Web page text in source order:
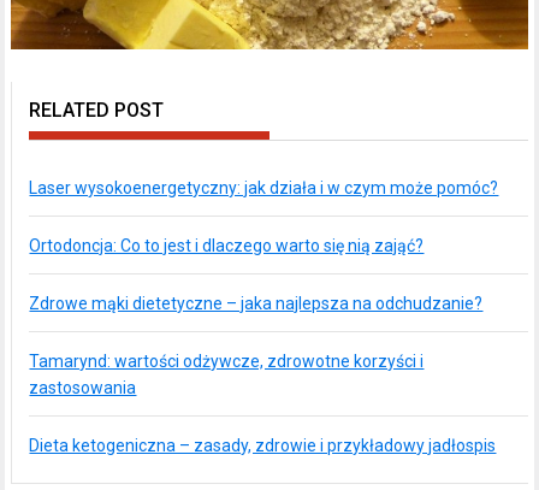
RELATED POST
Laser wysokoenergetyczny: jak działa i w czym może pomóc?
Ortodoncja: Co to jest i dlaczego warto się nią zająć?
Zdrowe mąki dietetyczne – jaka najlepsza na odchudzanie?
Tamarynd: wartości odżywcze, zdrowotne korzyści i
zastosowania
Dieta ketogeniczna – zasady, zdrowie i przykładowy jadłospis